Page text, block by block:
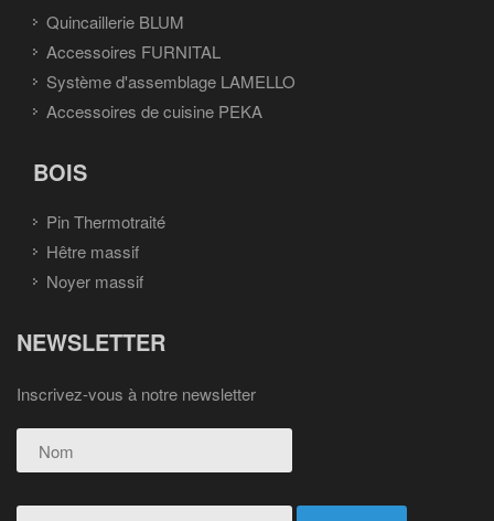
Quincaillerie BLUM
Accessoires FURNITAL
Système d'assemblage LAMELLO
Accessoires de cuisine PEKA
BOIS
Pin Thermotraité
Hêtre massif
Noyer massif
NEWSLETTER
Inscrivez-vous à notre newsletter